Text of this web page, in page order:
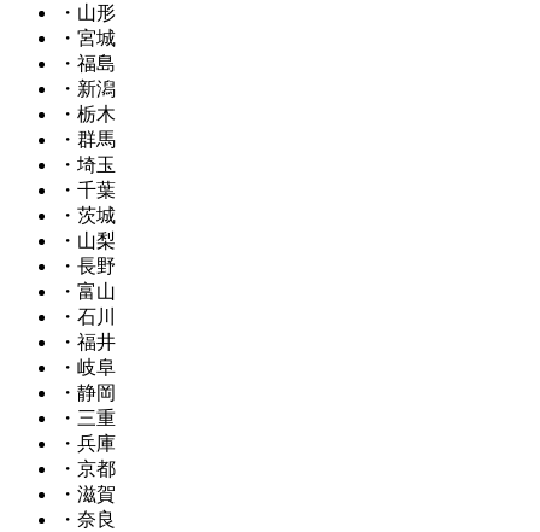
・山形
・宮城
・福島
・新潟
・栃木
・群馬
・埼玉
・千葉
・茨城
・山梨
・長野
・富山
・石川
・福井
・岐阜
・静岡
・三重
・兵庫
・京都
・滋賀
・奈良